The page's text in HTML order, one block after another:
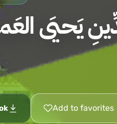
يَحيَى
Add to favorites